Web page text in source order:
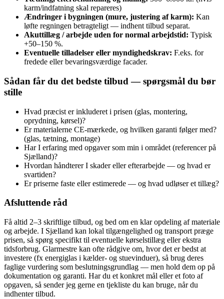
karm/indfatning skal repareres)
Ændringer i bygningen (mure, justering af karm): Kan
løfte regningen betragteligt — indhent tilbud separat.
Akuttillæg / arbejde uden for normal arbejdstid: Typisk
+50–150 %.
Eventuelle tilladelser eller myndighedskrav: F.eks. for
fredede eller bevaringsværdige facader.
Sådan får du det bedste tilbud — spørgsmål du bør
stille
Hvad præcist er inkluderet i prisen (glas, montering,
oprydning, kørsel)?
Er materialerne CE‑mærkede, og hvilken garanti følger med?
(glas, tætning, montage)
Har I erfaring med opgaver som min i området (referencer på
Sjælland)?
Hvordan håndterer I skader eller efterarbejde — og hvad er
svartiden?
Er priserne faste eller estimerede — og hvad udløser et tillæg?
Afsluttende råd
Få altid 2–3 skriftlige tilbud, og bed om en klar opdeling af materiale
og arbejde. I Sjælland kan lokal tilgængelighed og transport præge
prisen, så spørg specifikt til eventuelle kørselstillæg eller ekstra
tidsforbrug. Glarmestre kan ofte rådgive om, hvor det er bedst at
investere (fx energiglas i kælder- og stuevinduer), så brug deres
faglige vurdering som beslutningsgrundlag — men hold dem op på
dokumentation og garanti. Har du et konkret mål eller et foto af
opgaven, så sender jeg gerne en tjekliste du kan bruge, når du
indhenter tilbud.